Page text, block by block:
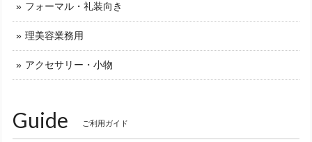
フォーマル・礼装向き
理美容業務用
アクセサリー・小物
Guide ご利用ガイド